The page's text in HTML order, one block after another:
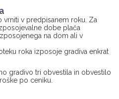
v predpisanem roku. Za
dobe plača
na dom ali v
roka izposoje gradiva enkrat
gradivo tri obvestila in obvestilo
po ceniku.